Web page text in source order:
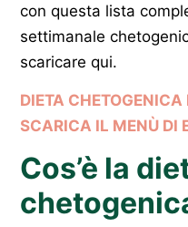
con questa lista
settimanale
scaricare qui.
DIETA CHETOGENICA
SCARICA IL MENÙ DI
Cos’è la